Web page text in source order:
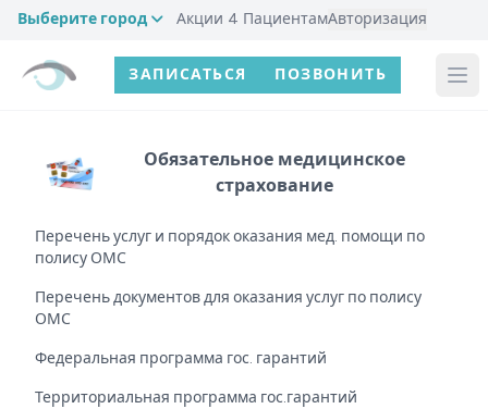
Выберите город Акции 4 ПациентамАвторизация
ЗАПИСАТЬСЯ ПОЗВОНИТЬ
Обязательное медицинское
страхование
Перечень услуг и порядок оказания мед. помощи по
полису ОМС
Перечень документов для оказания услуг по полису
ОМС
Федеральная программа гос. гарантий
Территориальная программа гос.гарантий